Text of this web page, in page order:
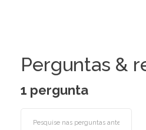
Perguntas &
1 pergunta